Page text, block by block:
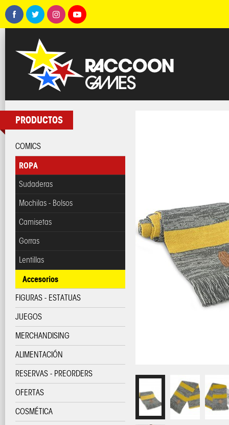
PRODUCTOS
COMICS
ROPA
Sudaderas
Mochilas - Bolsos
Camisetas
Gorras
Lentillas
Accesorios
FIGURAS - ESTATUAS
JUEGOS
MERCHANDISING
ALIMENTACIÓN
RESERVAS - PREORDERS
OFERTAS
COSMÉTICA